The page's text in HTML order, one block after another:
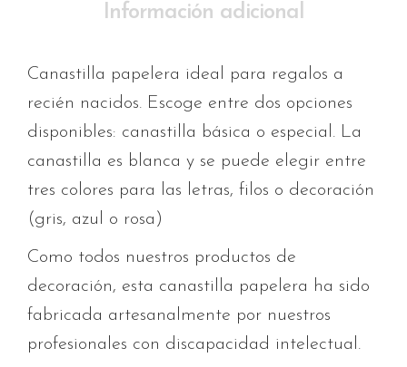
Información adicional
Canastilla papelera ideal para regalos a
recién nacidos. Escoge entre dos opciones
disponibles: canastilla básica o especial. La
canastilla es blanca y se puede elegir entre
tres colores para las letras, filos o decoración
(gris, azul o rosa)
Como todos nuestros productos de
decoración, esta canastilla papelera ha sido
fabricada artesanalmente por nuestros
profesionales con discapacidad intelectual.